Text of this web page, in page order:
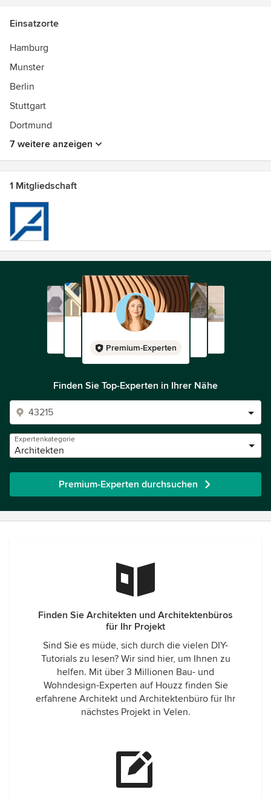
Einsatzorte
Hamburg
Munster
Berlin
Stuttgart
Dortmund
7 weitere anzeigen
1 Mitgliedschaft
Premium-Experten
Finden Sie Top-Experten in Ihrer Nähe
Expertenkategorie
Architekten
Premium-Experten durchsuchen
Finden Sie Architekten und Architektenbüros
für Ihr Projekt
Sind Sie es müde, sich durch die vielen DIY-
Tutorials zu lesen? Wir sind hier, um Ihnen zu
helfen. Mit über 3 Millionen Bau- und
Wohndesign-Experten auf Houzz finden Sie
erfahrene Architekt und Architektenbüro für Ihr
nächstes Projekt in Velen.